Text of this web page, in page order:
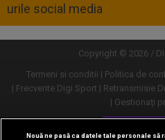
urile social media
Copyright © 2026 /
Termeni si conditii
Politica de
Frecvente Digi Sport
Retransmisie
Gestionați
Versiune
Nouă ne pasă ca datele tale personale să